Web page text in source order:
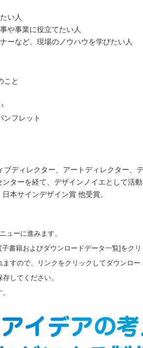
い人
や事業に役立てたい人
ーなど、現場のノウハウを学びたい人
こと
フレット
ディレクター、アートディレクター、
ターを経て、デザインノイエとして活
本サインデザイン賞 他受賞。
ューに進みます。
書籍およびダウンロードデータ一覧]をクリ
すので、リンクをクリックしてダウンロー
してください。